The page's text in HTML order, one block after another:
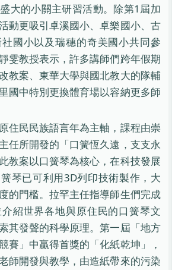
大的小關主研習活動。除第1屆加
動更吸引卓溪國小、卓樂國小、古
國小以及瑞穗的奇美國小共同參
雯教授表示，許多講師們跨年假期
教案、東華大學與國北教大的隊輔
國中特別更換體育場以容納更多師
住民民族語言年為主軸，課程由崇
任所開發的「口簧恆久遠，支支永
教案以口簧琴為核心，在科技發展
琴已可利用3D列印技術製作，大
的門檻。拉罕主任指導師生們完成
紹世界各地與原住民的口簧琴文
其發聲的科學原理。第一屆「地方
賽」中贏得首獎的「化紙乾坤」，
師開發與教學，由造紙帶來的污染